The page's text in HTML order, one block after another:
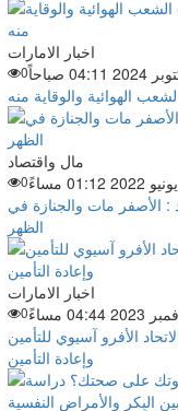
اخبار الامارات
0
الهوائية والوقاية منه
مال واقتصاد
0
: الأصفر مات والجنازة في
الظهر
اخبار الامارات
0
الأفرو آسيوي للتأمين
وإعادة التأمين